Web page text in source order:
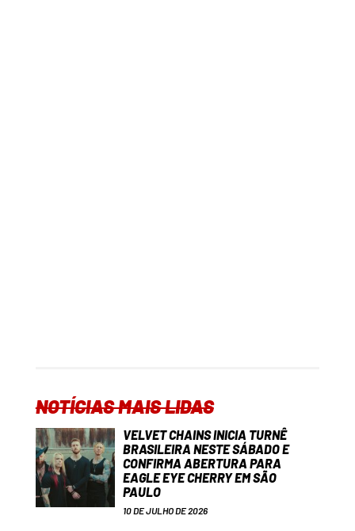
NOTÍCIAS MAIS LIDAS
VELVET CHAINS INICIA TURNÊ
BRASILEIRA NESTE SÁBADO E
CONFIRMA ABERTURA PARA
EAGLE EYE CHERRY EM SÃO
PAULO
10 DE JULHO DE 2026